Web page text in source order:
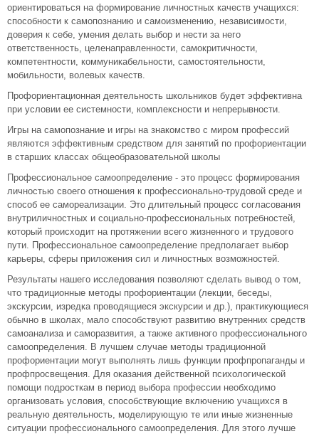
ориентироваться на формирование личностных качеств учащихся:
способности к самопознанию и самоизменению, независимости,
доверия к себе, умения делать выбор и нести за него
ответственность, целенаправленности, самокритичности,
компетентности, коммуникабельности, самостоятельности,
мобильности, волевых качеств.
Профориентационная деятельность школьников будет эффективна
при условии ее системности, комплексности и непрерывности.
Игры на самопознание и игры на знакомство с миром профессий
являются эффективным средством для занятий по профориентации
в старших классах общеобразовательной школы
Профессиональное самоопределение - это процесс формирования
личностью своего отношения к профессионально-трудовой среде и
способ ее самореализации. Это длительный процесс согласования
внутриличностных и социально-профессиональных потребностей,
который происходит на протяжении всего жизненного и трудового
пути. Профессиональное самоопределение предполагает выбор
карьеры, сферы приложения сил и личностных возможностей.
Результаты нашего исследования позволяют сделать вывод о том,
что традиционные методы профориентации (лекции, беседы,
экскурсии, изредка проводящиеся экскурсии и др.), практикующиеся
обычно в школах, мало способствуют развитию внутренних средств
самоанализа и саморазвития, а также активного профессионального
самоопределения. В лучшем случае методы традиционной
профориентации могут выполнять лишь функции профпропаганды и
профпросвещения. Для оказания действенной психологической
помощи подросткам в период выбора профессии необходимо
организовать условия, способствующие включению учащихся в
реальную деятельность, моделирующую те или иные жизненные
ситуации профессионального самоопределения. Для этого лучше